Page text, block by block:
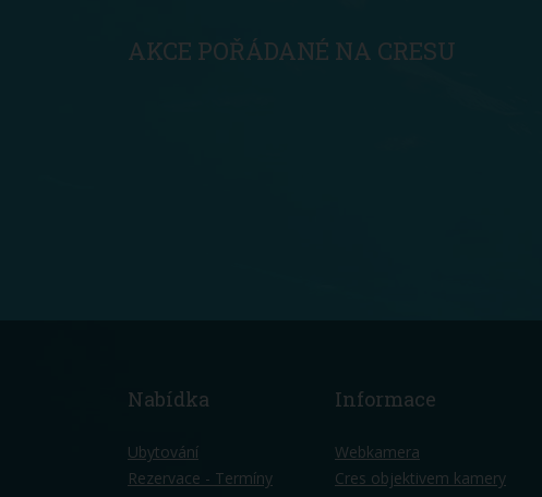
AKCE POŘÁDANÉ NA CRESU
Nabídka
Ubytování
Rezervace - Termíny
Informace
Webkamera
Cres objektivem kamery